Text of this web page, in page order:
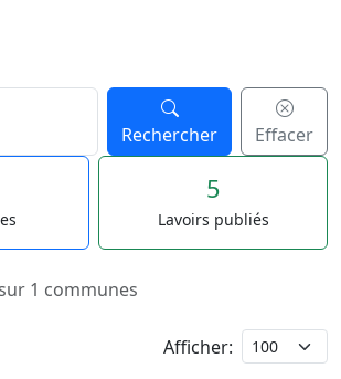
Rechercher Effacer
5
Lavoirs publiés
1 communes
Afficher: